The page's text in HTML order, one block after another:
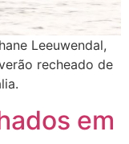
Leeuwendal,
recheado de
em